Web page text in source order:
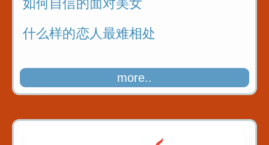
如何自信的面对美女
什么样的恋人最难相处
more..